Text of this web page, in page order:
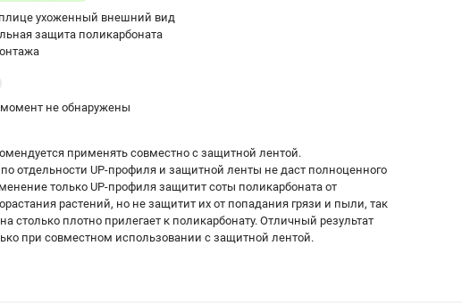
ухоженный внешний вид
защита поликарбоната
не обнаружены
применять совместно с защитной лентой.
отдельности UP-профиля и защитной ленты не даст полноценного
только UP-профиля защитит соты поликарбоната от
растений, но не защитит их от попадания грязи и пыли, так
столько плотно прилегает к поликарбонату. Отличный результат
при совместном использовании с защитной лентой.